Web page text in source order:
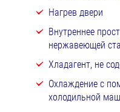
Нагрев двери
Внутреннее
нержавеющей
Хладагент, не
Охлаждение с
холодильной